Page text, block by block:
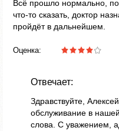
Всё прошло нормально,
что-то сказать, доктор
пройдёт в дальнейшем.
Оценка:
Отвечает:
Здравствуйте,
обслуживание в
слова. С уважением,